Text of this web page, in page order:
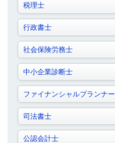
税理士
行政書士
社会保険労務士
中小企業診断士
ファイナンシャルプランナー
司法書士
公認会計士